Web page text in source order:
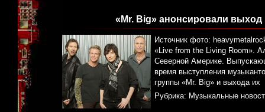
«Mr. Big» анонсировали выход
Источник фото:
«Live from the Living Room».
Северной Америке.
время выступления
группы «Mr. Big» и выхода их
Рубрика: Музыкальные